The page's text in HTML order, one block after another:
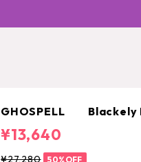
GHOSPELL Blackely
¥13,640
¥27,280 50%OFF